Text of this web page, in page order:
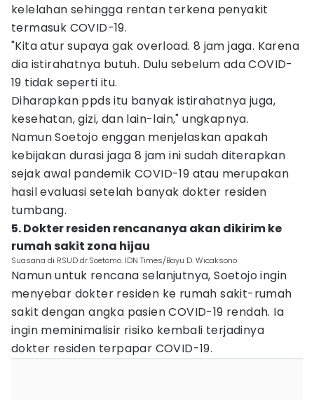
kelelahan sehingga rentan terkena penyakit
termasuk COVID-19.
"Kita atur supaya gak overload. 8 jam jaga. Karena
dia istirahatnya butuh. Dulu sebelum ada COVID-
19 tidak seperti itu.
Diharapkan ppds itu banyak istirahatnya juga,
kesehatan, gizi, dan lain-lain," ungkapnya.
Namun Soetojo enggan menjelaskan apakah
kebijakan durasi jaga 8 jam ini sudah diterapkan
sejak awal pandemik COVID-19 atau merupakan
hasil evaluasi setelah banyak dokter residen
tumbang.
5. Dokter residen rencananya akan dikirim ke
rumah sakit zona hijau
Suasana di RSUD dr.Soetomo. IDN Times/Bayu D. Wicaksono
Namun untuk rencana selanjutnya, Soetojo ingin
menyebar dokter residen ke rumah sakit-rumah
sakit dengan angka pasien COVID-19 rendah. Ia
ingin meminimalisir risiko kembali terjadinya
dokter residen terpapar COVID-19.